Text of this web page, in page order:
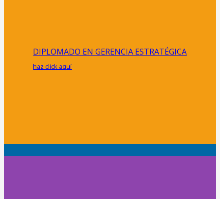
DIPLOMADO EN GERENCIA ESTRATÉGICA
haz click aquí